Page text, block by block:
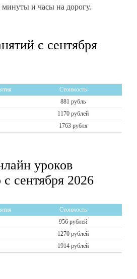
минуты и часы на дорогу.
с сентября
Стоимость
881 рубль
1170 рублей
1763 рубля
уроков
с сентября 2026
Стоимость
956 рублей
1270 рублей
1914 рублей